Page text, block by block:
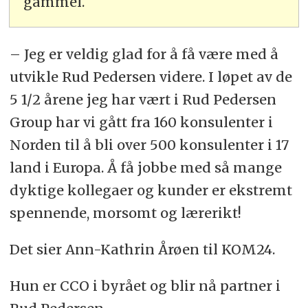
– Jeg er veldig glad for å få være med å
utvikle Rud Pedersen videre. I løpet av de
5 1/2 årene jeg har vært i Rud Pedersen
Group har vi gått fra 160 konsulenter i
Norden til å bli over 500 konsulenter i 17
land i Europa. Å få jobbe med så mange
dyktige kollegaer og kunder er ekstremt
spennende, morsomt og lærerikt!
Det sier Ann-Kathrin Årøen til KOM24.
Hun er CCO i byrået og blir nå partner i